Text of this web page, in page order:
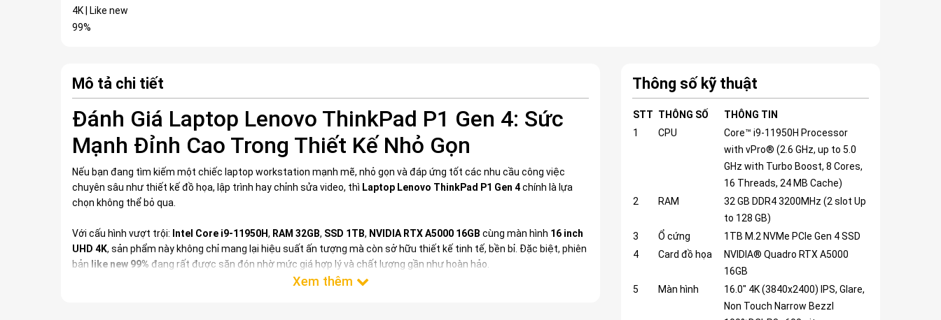
Thông số kỹ thuật
STT THÔNG SỐ
THÔNG TIN
1
CPU
Core™ i9-11950H Processor
with vPro® (2.6 GHz, up to 5.0
GHz with Turbo Boost, 8 Cores,
16 Threads, 24 MB Cache)
2
RAM
32 GB DDR4 3200MHz (2 slot Up
to 128 GB)
3
Ổ cứng
1TB M.2 NVMe PCIe Gen 4 SSD
4
Card đồ họa
NVIDIA® Quadro RTX A5000
16GB
5
Màn hình
16.0" 4K (3840x2400) IPS, Glare,
Non Touch Narrow Bezzl
Mô tả chi tiết
Đánh Giá Laptop Lenovo ThinkPad P1 Gen 4: Sức
Mạnh Đỉnh Cao Trong Thiết Kế Nhỏ Gọn
Nếu bạn đang tìm kiếm một chiếc laptop workstation mạnh mẽ, nhỏ gọn và đáp ứng tốt các nhu cầu công việc
chuyên sâu như thiết kế đồ họa, lập trình hay chỉnh sửa video, thì Laptop Lenovo ThinkPad P1 Gen 4chính là lựa
chọn không thể bỏ qua.
Với cấu hình vượt trội: Intel Core i9-11950H, RAM 32GB, SSD 1TB, NVIDIA RTX A5000 16GB cùng màn hình 16 inch
UHD 4K, sản phẩm này không chỉ mang lại hiệu suất ấn tượng mà còn sở hữu thiết kế tinh tế, bền bỉ. Đặc biệt, phiên
bản like new 99% đang rất được săn đón nhờ mức giá hợp lý và chất lượng gần như hoàn hảo.